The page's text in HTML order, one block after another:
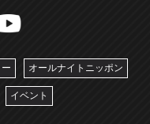
オールナイトニッポン
イベント